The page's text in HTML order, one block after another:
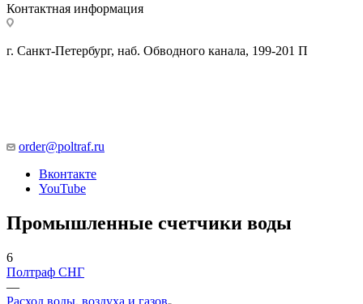
Контактная информация
г. Санкт-Петербург, наб. Обводного канала, 199-201 П
order@poltraf.ru
Вконтакте
YouTube
Промышленные счетчики воды
6
Полтраф СНГ
—
Расход воды, воздуха и газов